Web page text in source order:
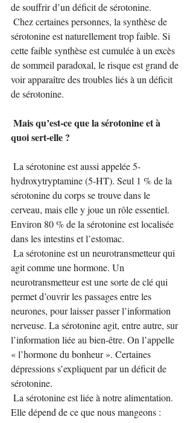
de souffrir d’un déficit de sérotonine.
sérotonine est naturellement trop faible. Si
cette faible synthèse est cumulée à un excès
de sommeil paradoxal, le risque est grand de
voir apparaître des troubles liés à un déficit
de sérotonine.
quoi sert-elle ?
hydroxytryptamine (5-HT). Seul 1 % de la
sérotonine du corps se trouve dans le
cerveau, mais elle y joue un rôle essentiel.
Environ 80 % de la sérotonine est localisée
dans les intestins et l’estomac.
agit comme une hormone. Un
neurotransmetteur est une sorte de clé qui
permet d’ouvrir les passages entre les
neurones, pour laisser passer l’information
nerveuse. La sérotonine agit, entre autre, sur
l’information liée au bien-être. On l’appelle
« l’hormone du bonheur ». Certaines
dépressions s’expliquent par un déficit de
sérotonine.
Elle dépend de ce que nous mangeons :